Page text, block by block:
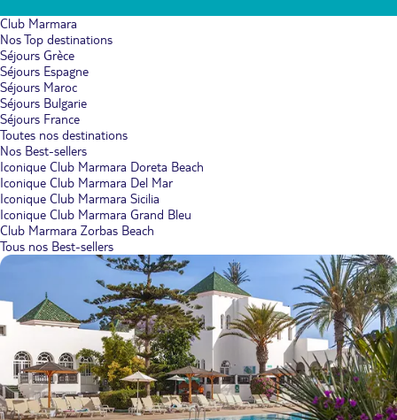
Club Marmara
Nos Top destinations
Séjours Grèce
Séjours Espagne
Séjours Maroc
Séjours Bulgarie
Séjours France
Toutes nos destinations
Nos Best-sellers
Iconique Club Marmara Doreta Beach
Iconique Club Marmara Del Mar
Iconique Club Marmara Sicilia
Iconique Club Marmara Grand Bleu
Club Marmara Zorbas Beach
Tous nos Best-sellers